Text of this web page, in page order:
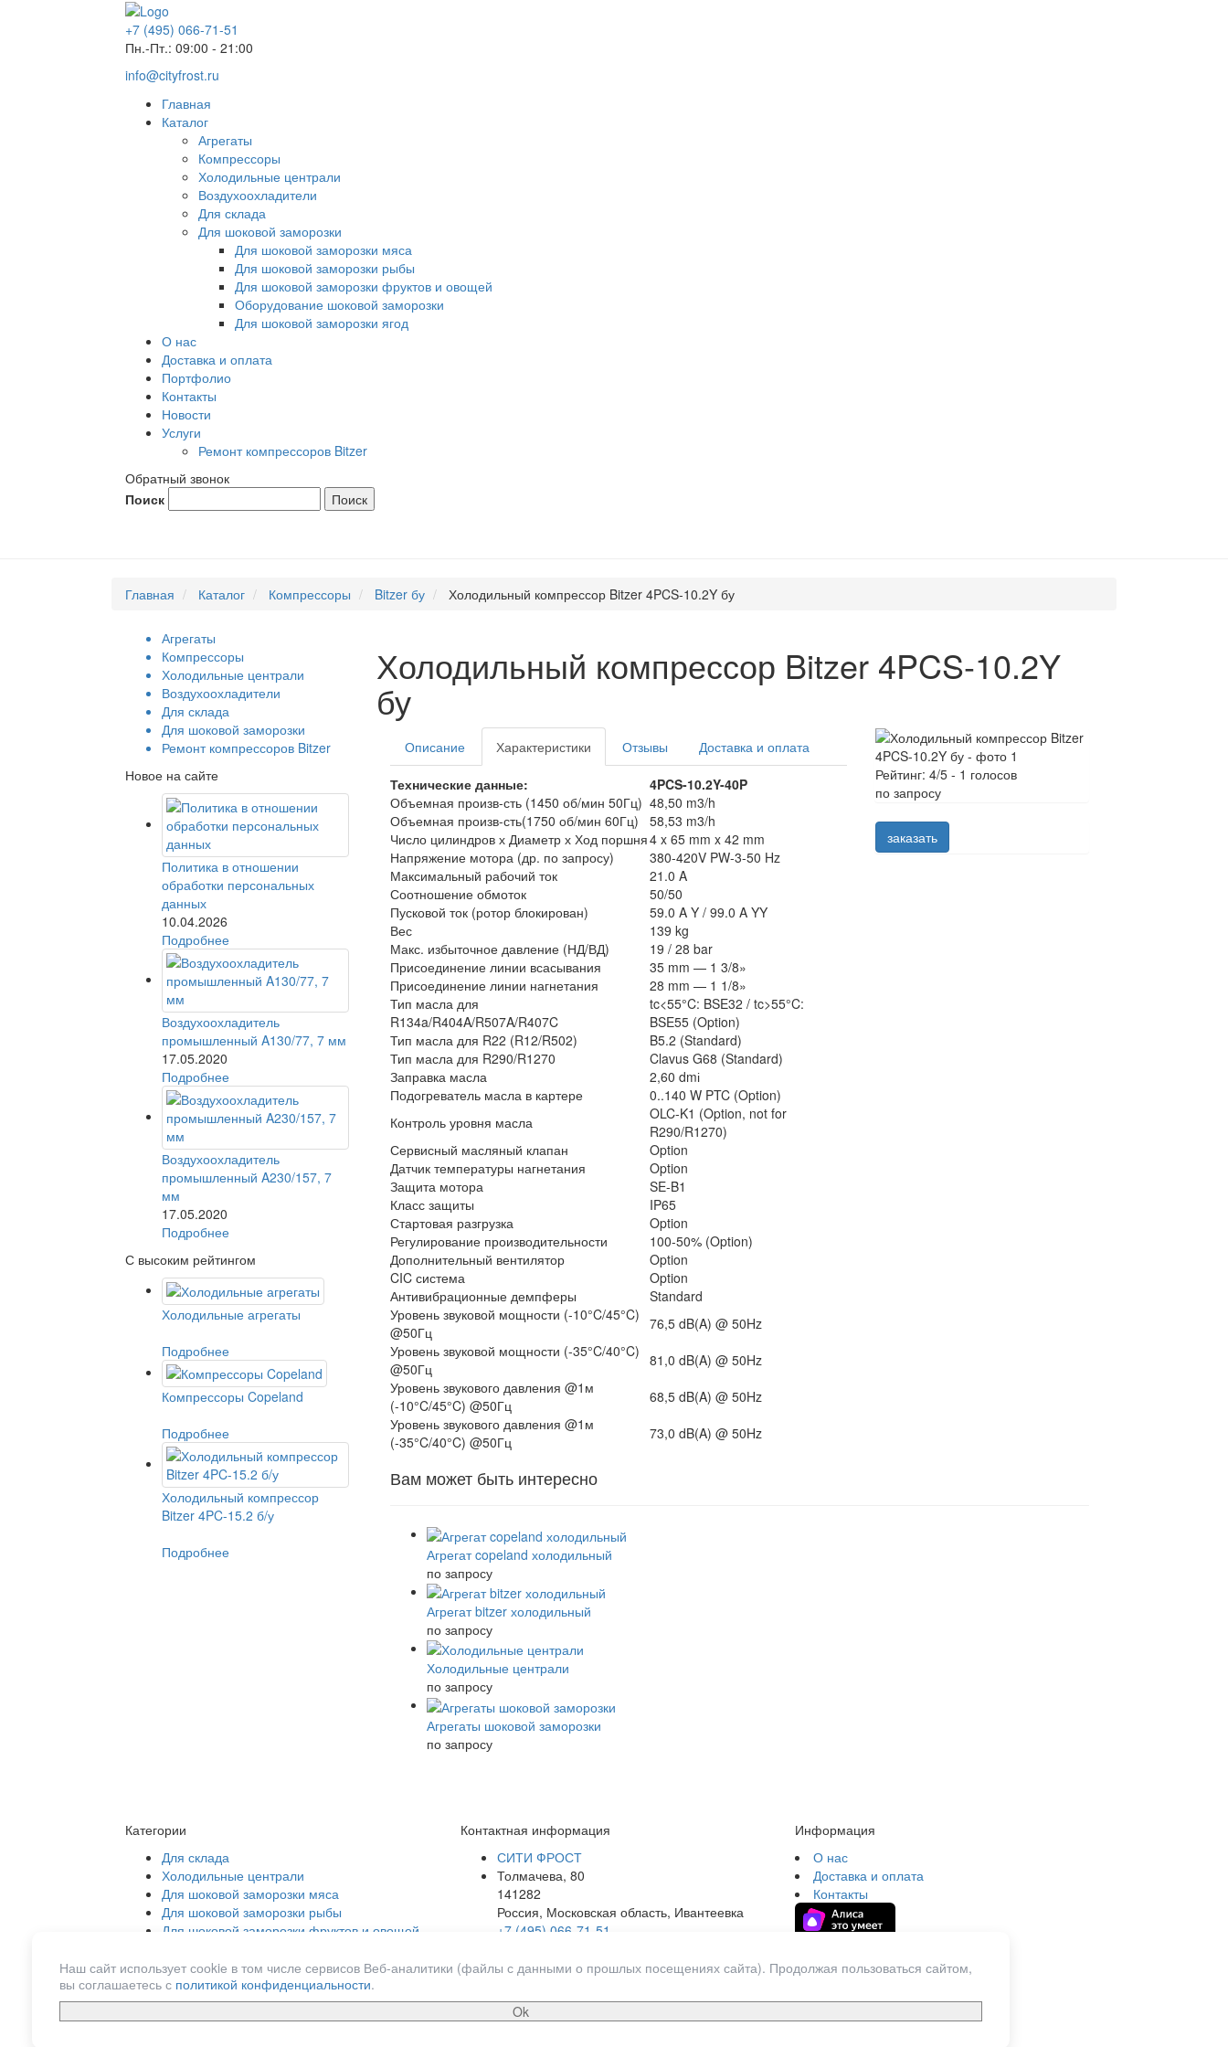
+7 (495) 066-71-51
Пн.-Пт.: 09:00 - 21:00
info@cityfrost.ru
Главная
Каталог
Агрегаты
Компрессоры
Холодильные централи
Воздухоохладители
Для склада
Для шоковой заморозки
Для шоковой заморозки мяса
Для шоковой заморозки рыбы
Для шоковой заморозки фруктов и овощей
Оборудование шоковой заморозки
Для шоковой заморозки ягод
О нас
Доставка и оплата
Портфолио
Контакты
Новости
Услуги
Ремонт компрессоров Bitzer
Обратный звонок
Поиск
Главная Каталог Компрессоры Bitzer бу Холодильный компрессор Bitzer 4PCS-10.2Y бу
Холодильный компрессор Bitzer 4PCS-10.2Y
бу
Рейтинг: 4/5 - 1 голосов
по запросу
заказать
Описание Характеристики Отзывы Доставка и оплата
Технические данные:
4PCS-10.2Y-40P
Объемная произв-сть (1450 об/мин 50Гц) 48,50 m3/h
Объемная произв-сть(1750 об/мин 60Гц)
58,53 m3/h
Число цилиндров х Диаметр х Ход поршня4 x 65 mm x 42 mm
Напряжение мотора (др. по запросу)
380-420V PW-3-50 Hz
Максимальный рабочий ток
21.0 A
Соотношение обмоток
50/50
Пусковой ток (ротор блокирован)
59.0 A Y / 99.0 A YY
Вес
139 kg
Макс. избыточное давление (НД/ВД)
19 / 28 bar
Присоединение линии всасывания
35 mm — 1 3/8»
Присоединение линии нагнетания
28 mm — 1 1/8»
Тип масла для
R134a/R404A/R507A/R407C
tc<55°C: BSE32 / tc>55°C:
BSE55 (Option)
Тип масла для R22 (R12/R502)
B5.2 (Standard)
Тип масла для R290/R1270
Clavus G68 (Standard)
Заправка масла
2,60 dmі
Подогреватель масла в картере
0..140 W PTC (Option)
Контроль уровня масла
OLC-K1 (Option, not for
R290/R1270)
Сервисный масляный клапан
Option
Датчик температуры нагнетания
Option
Защита мотора
SE-B1
Класс защиты
IP65
Стартовая разгрузка
Option
Регулирование производительности
100-50% (Option)
Дополнительный вентилятор
Option
CIC система
Option
Антивибрационные демпферы
Standard
Уровень звуковой мощности (-10°C/45°C)
@50Гц
76,5 dB(A) @ 50Hz
Уровень звуковой мощности (-35°C/40°C)
@50Гц
81,0 dB(A) @ 50Hz
Уровень звукового давления @1м
(-10°C/45°C) @50Гц
68,5 dB(A) @ 50Hz
Уровень звукового давления @1м
(-35°C/40°C) @50Гц
73,0 dB(A) @ 50Hz
Вам может быть интересно
Агрегат copeland холодильный
по запросу
Агрегат bitzer холодильный
по запросу
Холодильные централи
по запросу
Агрегаты шоковой заморозки
по запросу
Агрегаты
Компрессоры
Холодильные централи
Воздухоохладители
Для склада
Для шоковой заморозки
Ремонт компрессоров Bitzer
Новое на сайте
Политика в отношении
обработки персональных
данных
10.04.2026
Подробнее
Воздухоохладитель
промышленный A130/77, 7 мм
17.05.2020
Подробнее
Воздухоохладитель
промышленный A230/157, 7
мм
17.05.2020
Подробнее
С высоким рейтингом
Холодильные агрегаты
Подробнее
Компрессоры Copeland
Подробнее
Холодильный компрессор
Bitzer 4PC-15.2 б/у
Подробнее
Категории
Для склада
Холодильные централи
Для шоковой заморозки мяса
Для шоковой заморозки рыбы
Для шоковой заморозки фруктов и овощей
Для шоковой заморозки ягод
Для шоковой заморозки
Воздухоохладители
Компрессоры
Контактная информация
СИТИ ФРОСТ
Толмачева, 80
141282
Россия, Московская область, Ивантеевка
+7 (495) 066-71-51
Информация
О нас
Доставка и оплата
Контакты
Наш сайт использует сооkiе в том числе сервисов Веб-аналитики (файлы с данными о прошлых посещениях сайта). Продолжая пользоваться сайтом,
вы соглашаетесь с политикой конфиденциальности.
Ok